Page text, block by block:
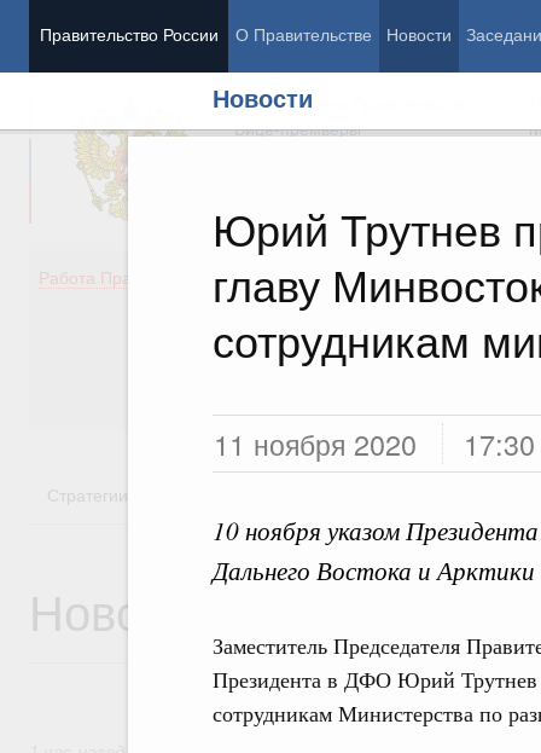
Правительство России О Правительстве Новости
Новости
Юрий Трутнев
главу
сотрудникам
11 ноября 2020 17:30
10 ноября указом
Дальнего Востока и Арктики
Заместитель Председателя
Президента в ДФО Юрий Трутнев
сотрудникам Министерства по
Председатель Правительства
Вице-премьеры
Работа Правительства
Демография
Здоровье
Культура
Стратегии
Новости